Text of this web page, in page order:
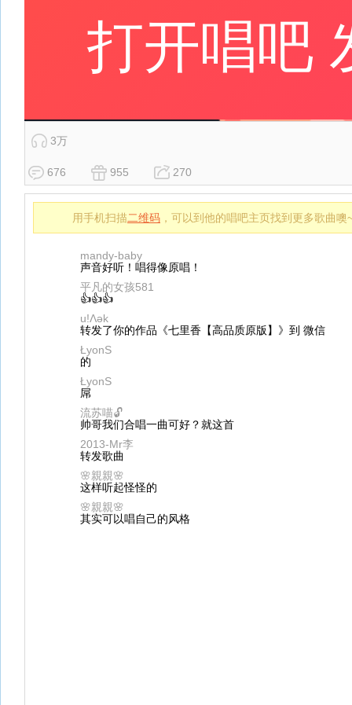
3万
676 955 270
用手机扫描二维码 ，可以到他的唱吧主页找到更多歌曲噢
mandy-baby
声音好听！唱得像原唱！
平凡的女孩581
👍👍👍
u!Λək
转发了你的作品《七里香【高品质原版】》到 微信
ŁyonS
的
ŁyonS
屌
流苏喵🔓
帅哥我们合唱一曲可好？就这首
2013-Mr李
转发歌曲
🌸親親🌸
这样听起怪怪的
🌸親親🌸
其实可以唱自己的风格